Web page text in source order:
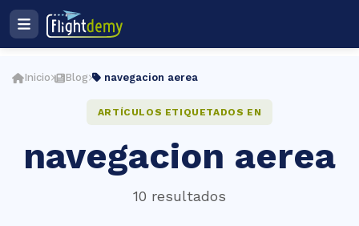
Ingresar
Inicio Blog navegacion aerea
ARTÍCULOS ETIQUETADOS EN
navegacion aerea
10 resultados